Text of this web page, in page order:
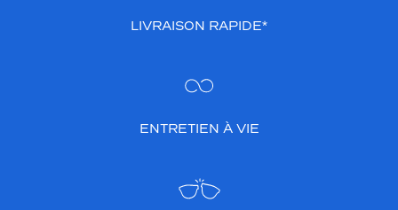
LIVRAISON RAPIDE*
ENTRETIEN À VIE